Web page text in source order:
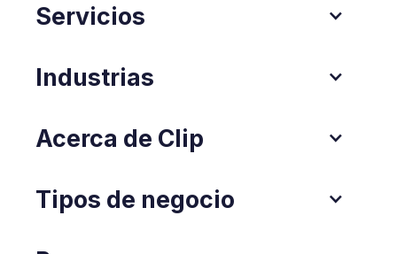
Servicios
Industrias
Acerca de Clip
Tipos de negocio